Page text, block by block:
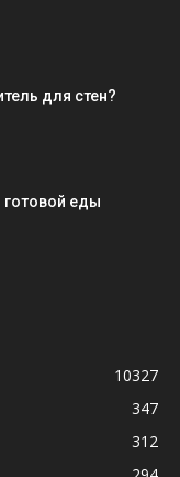
для стен?
готовой еды
10327
347
312